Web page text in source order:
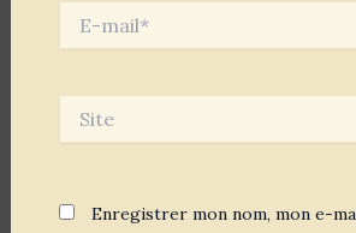
mail*
Enregistrer mon nom, mon e-